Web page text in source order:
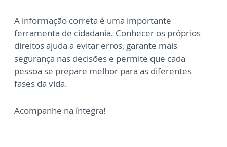
A informação correta é uma importante
ferramenta de cidadania. Conhecer os próprios
direitos ajuda a evitar erros, garante mais
segurança nas decisões e permite que cada
pessoa se prepare melhor para as diferentes
fases da vida.
Acompanhe na íntegra!